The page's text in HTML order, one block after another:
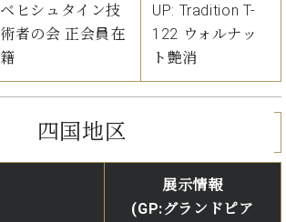
ベヒシュタイン技
術者の会 正会員在
籍
UP: Tradition T-
122 ウォルナッ
ト艶消
四国地区
展示情報
(GP:グランドピア